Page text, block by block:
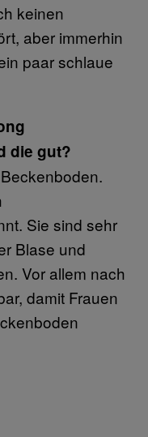
keinen
aber immerhin
paar schlaue
die gut?
Sie sind sehr
Blase und
Vor allem nach
damit Frauen